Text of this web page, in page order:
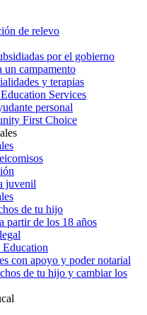
de relevo
por el gobierno
un campamento
y terapias
Services
personal
First Choice
juvenil
de tu hijo
partir de los 18 años
con apoyo y poder notarial
de tu hijo y cambiar los